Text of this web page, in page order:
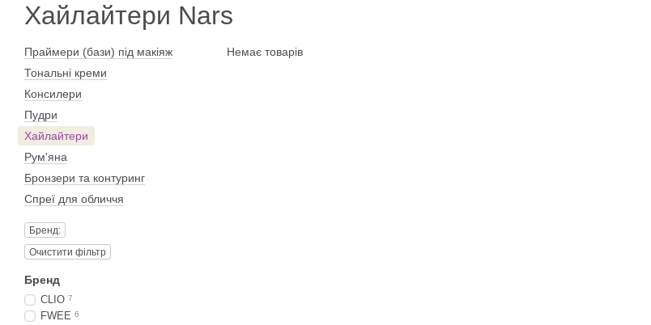
Хайлайтери Nars
Немає товарів
Праймери (бази) під макіяж
Тональні креми
Консилери
Пудри
Хайлайтери
Рум'яна
Бронзери та контуринг
Спреї для обличчя
Бренд:
Очистити фільтр
Бренд
CLIO 7
FWEE 6